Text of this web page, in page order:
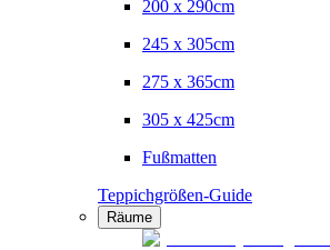
200 x 290cm
245 x 305cm
275 x 365cm
305 x 425cm
Fußmatten
Teppichgrößen-Guide
Räume